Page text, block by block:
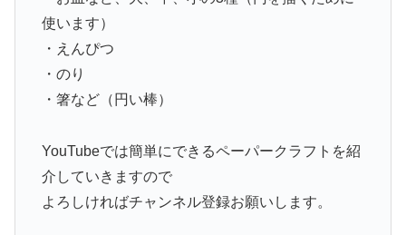
使います）
・えんぴつ
・のり
・箸など（円い棒）
YouTubeでは簡単にできるペーパークラフトを紹
介していきますので
よろしければチャンネル登録お願いします。